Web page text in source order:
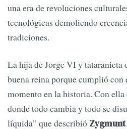
una era de revoluciones
tecnológicas demoliendo
tradiciones.
La hija de Jorge VI y tataranieta
buena reina porque cumplió
momento en la historia. Con
donde todo cambia y todo se
líquida” que describió